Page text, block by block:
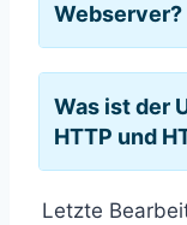
Webserver?
Was ist der
HTTP und
Letzte